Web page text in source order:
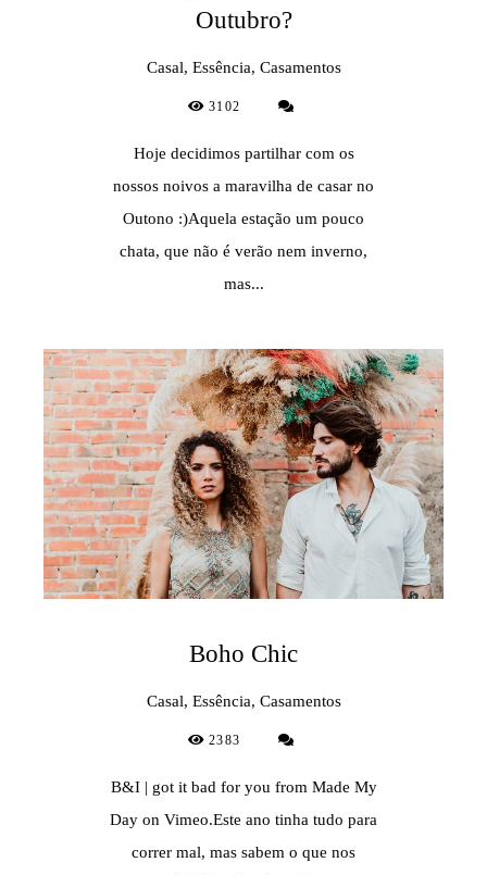
Outubro?
Casal, Essência, Casamentos
3102
Hoje decidimos partilhar com os
nossos noivos a maravilha de casar no
Outono :)Aquela estação um pouco
chata, que não é verão nem inverno,
mas...
Boho Chic
Casal, Essência, Casamentos
2383
B&I | got it bad for you from Made My
Day on Vimeo.Este ano tinha tudo para
correr mal, mas sabem o que nos